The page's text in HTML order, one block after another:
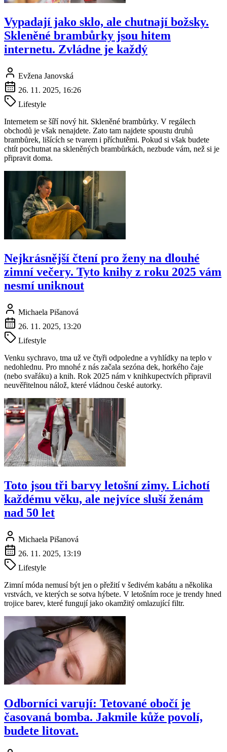
Vypadají jako sklo, ale chutnají božsky.
Skleněné brambůrky jsou hitem
internetu. Zvládne je každý
Evžena Janovská
26. 11. 2025, 16:26
Lifestyle
Internetem se šíří nový hit. Skleněné brambůrky. V regálech
obchodů je však nenajdete. Zato tam najdete spoustu druhů
brambůrek, lišících se tvarem i příchutěmi. Pokud si však budete
chtít pochutnat na skleněných brambůrkách, nezbude vám, než si je
připravit doma.
Nejkrásnější čtení pro ženy na dlouhé
zimní večery. Tyto knihy z roku 2025 vám
nesmí uniknout
Michaela Pišanová
26. 11. 2025, 13:20
Lifestyle
Venku sychravo, tma už ve čtyři odpoledne a vyhlídky na teplo v
nedohlednu. Pro mnohé z nás začala sezóna dek, horkého čaje
(nebo svařáku) a knih. Rok 2025 nám v knihkupectvích připravil
neuvěřitelnou nálož, které vládnou české autorky.
Toto jsou tři barvy letošní zimy. Lichotí
každému věku, ale nejvíce sluší ženám
nad 50 let
Michaela Pišanová
26. 11. 2025, 13:19
Lifestyle
Zimní móda nemusí být jen o přežití v šedivém kabátu a několika
vrstvách, ve kterých se sotva hýbete. V letošním roce je trendy hned
trojice barev, které fungují jako okamžitý omlazující filtr.
Odborníci varují: Tetované obočí je
časovaná bomba. Jakmile kůže povolí,
budete litovat.